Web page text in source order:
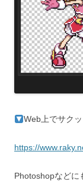
Web上でサクッ
https://
Photoshopなどに